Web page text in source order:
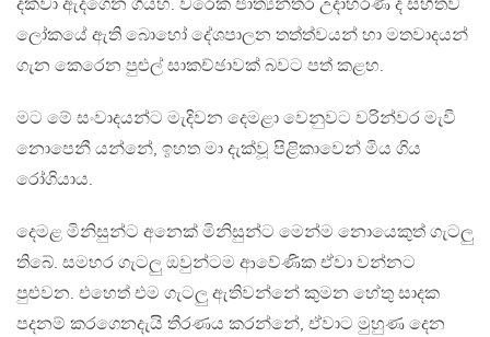
දක්වා ඇදගෙන ගියහ. වරෙක ජාත්‍යන්තර උදාහරණ ද සහිතව
ලෝකයේ ඇති බොහෝ දේශපාලන තත්ත්වයන් හා මතවාදයන්
ගැන කෙරෙන පුළුල් සාකච්ඡාවක් බවට පත් කළහ.
මට මේ සංවාදයන්ට මැදිවන දෙමළා වෙනුවට වරින්වර මැවී
නොපෙනී යන්නේ, ඉහත මා දැක්වූ පිළිකාවෙන් මිය ගිය
රෝගියාය.
දෙමළ මිනිසුන්ට අනෙක් මිනිසුන්ට මෙන්ම නොයෙකුත් ගැටලු
තිබේ. සමහර ගැටලු ඔවුන්ටම ආවේණික ඒවා වන්නට
පුළුවන. එහෙත් එම ගැටලු ඇතිවන්නේ කුමන හේතු සාදක
පදනම් කරගෙනදැයි තීරණය කරන්නේ, ඒවාට මුහුණ දෙන